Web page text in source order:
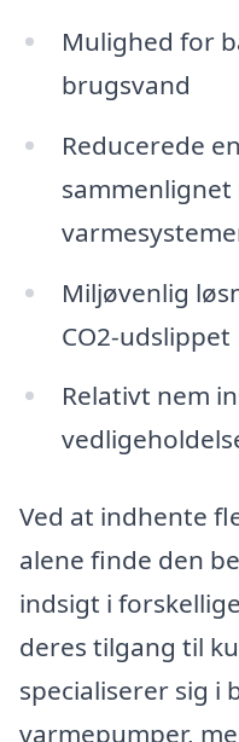
Mulighed for
brugsvand
Reducerede
Miljøvenlig
CO2-udslippet
Relativt nem
Ved at indhente
alene finde den
indsigt i
deres tilgang til
specialiserer sig i
varmepumper,